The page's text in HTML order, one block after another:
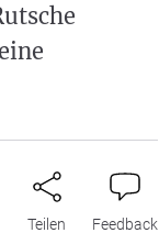
Teilen Feedback